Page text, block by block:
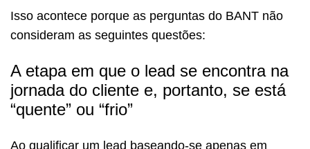
Isso acontece porque as perguntas do BANT não
consideram as seguintes questões:
A etapa em que o lead se encontra na
jornada do cliente e, portanto, se está
“quente” ou “frio”
Ao qualificar um lead baseando-se apenas em